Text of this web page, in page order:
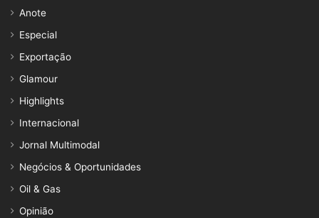
Anote
Especial
Exportação
Glamour
Highlights
Internacional
Jornal Multimodal
Negócios & Oportunidades
Oil & Gas
Opinião